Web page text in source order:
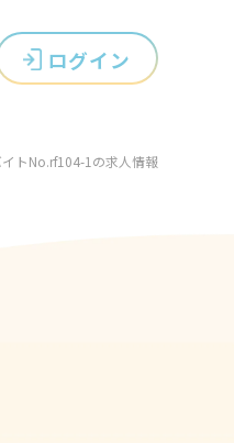
ログイン
トNo.rf104-1の求人情報